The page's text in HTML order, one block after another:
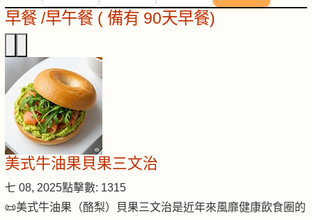
早餐 /早午餐 ( 備有 90天早餐)
美式牛油果貝果三文治
七 08, 2025點擊數: 1315
📜美式牛油果（酪梨）貝果三文治是近年來風靡健康飲食圈的